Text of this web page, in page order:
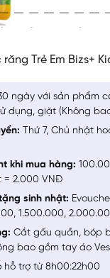
Trẻ Em Bizs+
ngày với sản phẩm
dụng, giặt (Không
Thứ 7, Chủ nhật
khi mua hàng:
= 2.000 VNĐ
sinh nhật:
1.500.000,
Cắt gấu quần, bóp
bao gồm tay áo
hỗ trợ từ 8h00:22h00